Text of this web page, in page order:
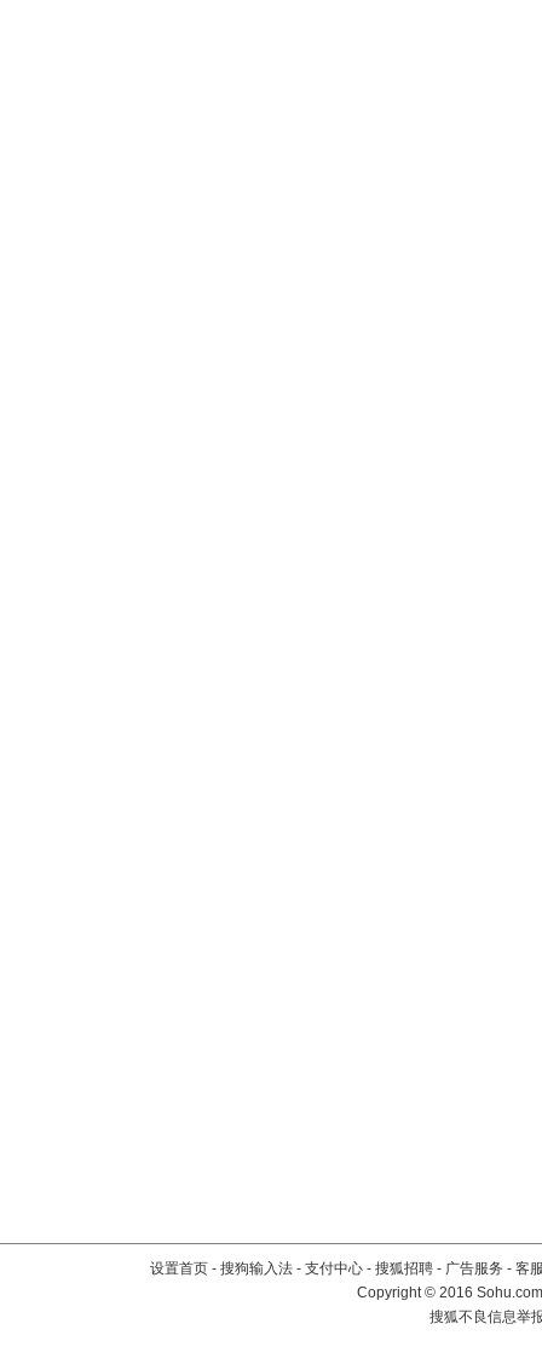
设置首页 - 搜狗输入法 - 支付中心 - 搜狐招聘 - 广告服务 - 客
Copyright©2016
搜狐不良信息举